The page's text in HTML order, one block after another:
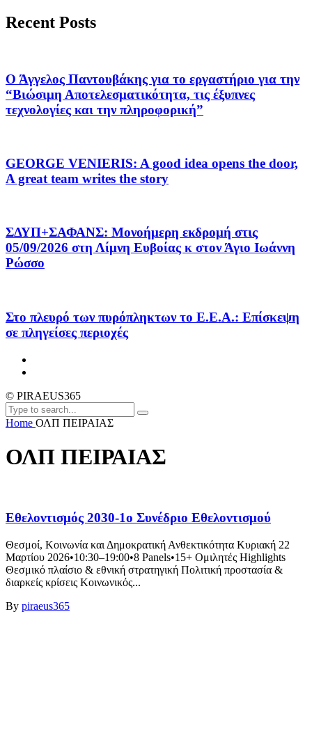
Recent Posts
Ο Άγγελος Παντουβάκης για το εργαστήριο για την
“Βιώσιμη Αποτελεσματικότητα, τις έξυπνες
τεχνολογίες και την πληροφορική”
GEORGE VENIERIS: A good idea opens the door,
A great team writes the story
ΣΔΥΠ+ΣΑΦΑΝΣ: Μονοήμερη εκδρομή στις
05/09/2026 στη Λίμνη Ευβοίας κ στον Άγιο Ιωάννη
Ρώσσο
Στο πλευρό των πυρόπληκτων το Ε.Ε.Α.: Επίσκεψη
σε πληγείσες περιοχές
© PIRAEUS365
Home ΟΛΠ ΠΕΙΡΑΙΑΣ
ΟΛΠ ΠΕΙΡΑΙΑΣ
Εθελοντισμός 2030-1ο Συνέδριο Εθελοντισμού
Θεσμοί, Κοινωνία και Δημοκρατική Ανθεκτικότητα Κυριακή 22
Μαρτίου 2026•10:30–19:00•8 Panels•15+ Ομιλητές Highlights
Θεσμικό πλαίσιο & εθνική στρατηγική Πολιτική προστασία &
διαρκείς κρίσεις Κοινωνικός...
By piraeus365